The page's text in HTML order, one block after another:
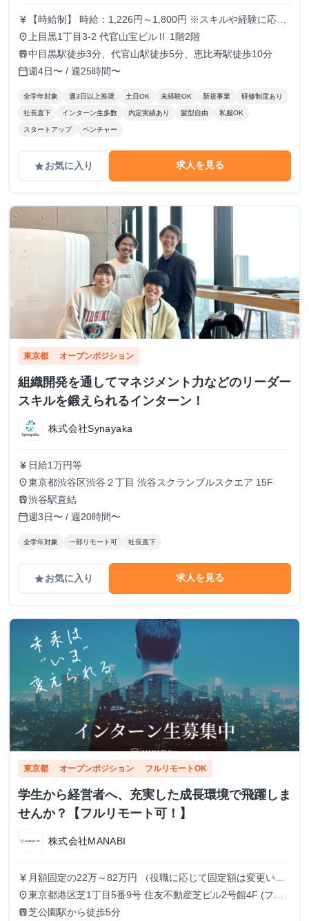
currency_yen
【時給制】 時給：1,226円～1,800円 ※スキルや経験に応じ
て昇給します。 ※部署によってはインセンティブ制度あり
【月給制】 尚、フルコミットできる方は月給制もご用意し
ております。 月給: 230,000円〜 ※毎月行う評価面談により
毎月昇給の可能性あり ※年間の昇給平均額80,000円 <モデ
ル月収> 260,000円 /入社6ヶ月 330,000円 /入社1年
place 上目黒1丁目3-2 代官山宝ビルⅡ 1階2階
train中目黒駅徒歩3分、代官山駅徒歩5分、恵比寿駅徒歩10分
calendar_today週4日〜 / 週25時間〜
全学年対象 週3日以上推奨 土日OK 未経験OK 新規事業 研修制度あり
社長直下 インターン生多数 内定実績あり 髪型自由 私服OK
スタートアップ ベンチャー
gradeお気に入り 求人を見る
東京都 オープンポジション
組織開発を通してマネジメント力などのリーダー
スキルを鍛えられるインターン！
株式会社Synayaka
currency_yen 日給1万円等
place東京都渋谷区渋谷２丁目 渋谷スクランブルスクエア 15F
train渋谷駅直結
calendar_today週3日〜 / 週20時間〜
全学年対象 一部リモート可 社長直下
gradeお気に入り 求人を見る
東京都 オープンポジション フルリモートOK
学生から経営者へ、充実した成長環境で飛躍しま
せんか？【フルリモート可！】
株式会社MANABI
currency_yen 月額固定の22万～82万円 （役職に応じて固定額は変更いた
します）
place東京都港区芝1丁目5番9号 住友不動産芝ビル2号館4F (フル
リモート/出勤は自由です)
train芝公園駅から徒歩5分